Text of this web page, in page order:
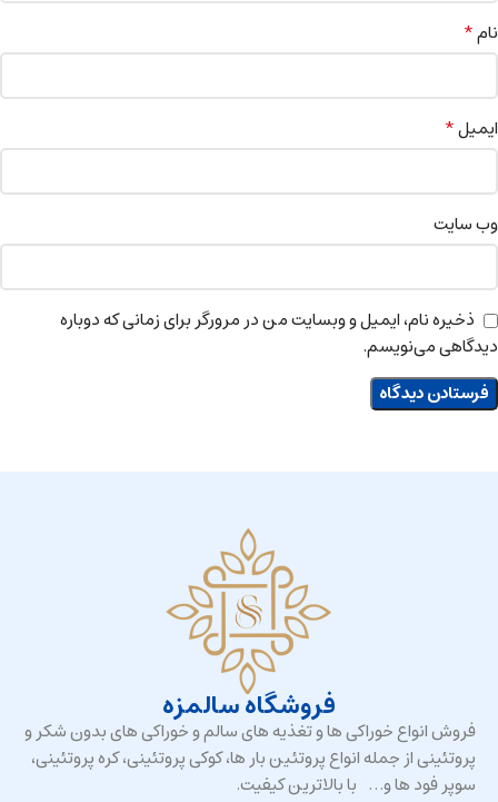
نام*
ایمیل*
وب‌ سایت
ذخیره نام، ایمیل و وبسایت من در مرورگر برای زمانی که دوباره
دیدگاهی می‌نویسم.
فروشگاه سالمزه
فروش انواع خوراکی ها و تغذیه های سالم و خوراکی های بدون شکر و
پروتئینی از جمله انواع پروتئین بار ها، کوکی پروتئینی، کره پروتئینی،
سوپر فود ها و… با بالاترین کیفیت.